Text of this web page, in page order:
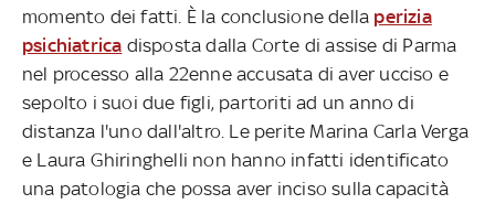
momento dei fatti. È la conclusione della perizia
psichiatrica disposta dalla Corte di assise di Parma
nel processo alla 22enne accusata di aver ucciso e
sepolto i suoi due figli, partoriti ad un anno di
distanza l'uno dall'altro. Le perite Marina Carla Verga
e Laura Ghiringhelli non hanno infatti identificato
una patologia che possa aver inciso sulla capacità